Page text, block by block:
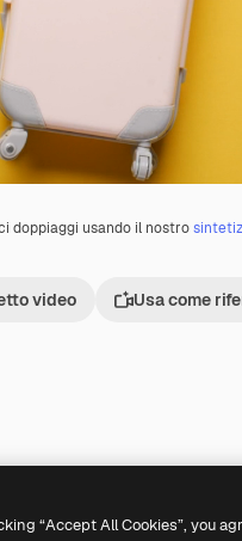
doppiaggi usando il nostro
video Usa come
“Accept All Cookies”, you